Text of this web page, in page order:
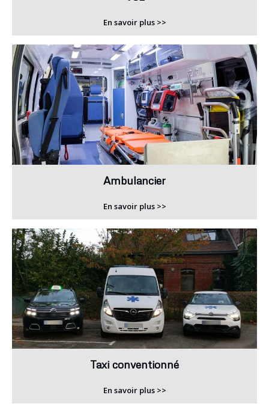
En savoir plus >>
Ambulancier
En savoir plus >>
Taxi conventionné
En savoir plus >>